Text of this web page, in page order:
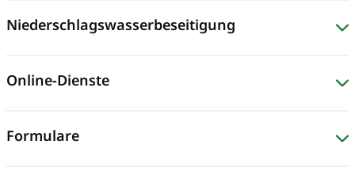
Niederschlagswasserbeseitigung
Online-Dienste
Formulare